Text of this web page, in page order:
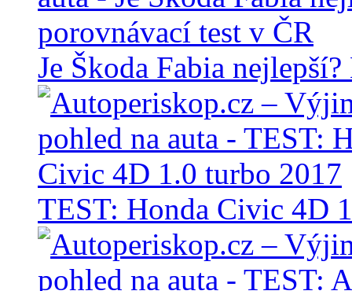
Je Škoda Fabia
TEST: Honda Civic 4D